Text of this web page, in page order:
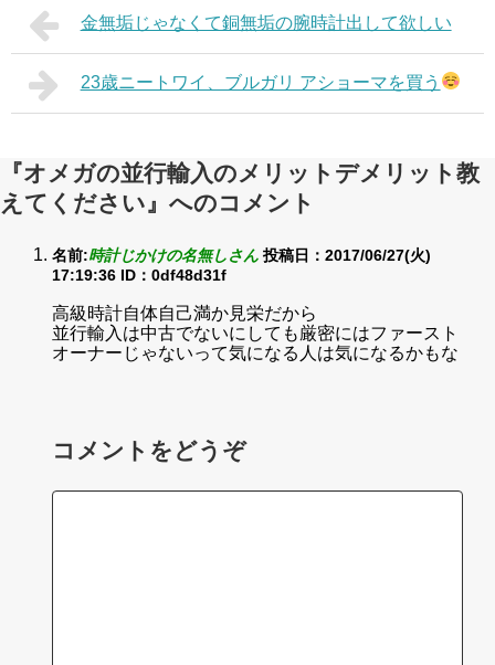
金無垢じゃなくて銅無垢の腕時計出して欲しい
23歳ニートワイ、ブルガリ アショーマを買う
『オメガの並行輸入のメリットデメリット教
えてください』へのコメント
名前:時計じかけの名無しさん 投稿日：2017/06/27(火)
17:19:36 ID：0df48d31f
高級時計自体自己満か見栄だから
並行輸入は中古でないにしても厳密にはファースト
オーナーじゃないって気になる人は気になるかもな
コメントをどうぞ